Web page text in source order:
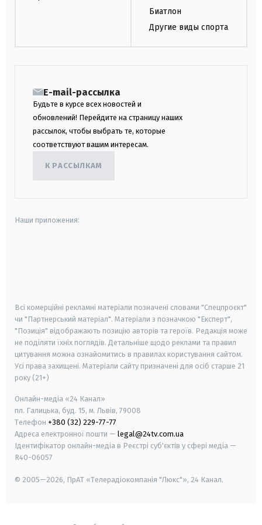
Биатлон
Другие виды спорта
E-mail-рассылка
Будьте в курсе всех новостей и
обновлений! Перейдите на страницу наших
рассылок, чтобы выбрать те, которые
соответствуют вашим интересам.
К РАССЫЛКАМ
Наши приложения:
Всі комерційні рекламні матеріали позначені словами "Спецпроєкт"
чи "Партнерський матеріал". Матеріали з позначкою "Експерт",
"Позиція" відображають позицію авторів та героїв. Редакція може
не поділяти їхніх поглядів. Детальніше щодо реклами та правил
цитування можна ознайомитись в правилах користування сайтом.
Усі права захищені. Матеріали сайту призначені для осіб старше 21
року (21+)
Онлайн-медіа «24 Канал»
пл. Галицька, буд. 15, м. Львів, 79008
Телефон +380 (32) 229-77-77
Адреса електронної пошти — legal@24tv.com.ua
Ідентифікатор онлайн-медіа в Реєстрі суб'єктів у сфері медіа —
R40-06057
© 2005—2026, ПрАТ «Телерадіокомпанія "Люкс"», 24 Канал.